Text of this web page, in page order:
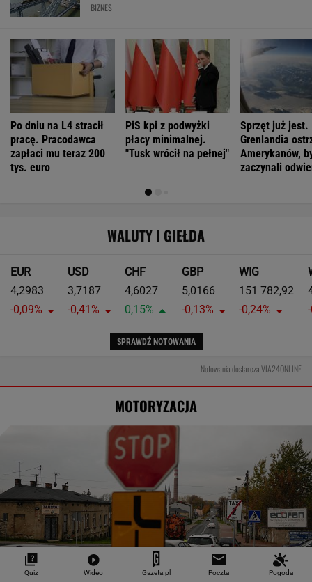
BIZNES
Po dniu na L4 stracił
pracę. Pracodawca
zapłaci mu teraz 200
tys. euro
PiS kpi z podwyżki
płacy minimalnej.
"Tusk wrócił na pełnej"
Sprzęt już jest.
Grenlandia
Amerykanów,
zaczynali
WALUTY I GIEŁDA
EUR
4,2983
-0,09%
USD
3,7187
-0,41%
CHF
4,6027
0,15%
GBP
5,0166
-0,13%
WIG
151 782,92
-0,24%
SPRAWDŹ NOTOWANIA
Notowania dostarcza VIA24ONLINE
MOTORYZACJA
Quiz Wideo Gazeta.pl Poczta Pogoda